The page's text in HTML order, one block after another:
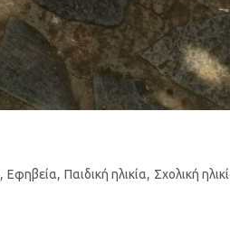
, Εφηβεία, Παιδική ηλικία, Σχολική